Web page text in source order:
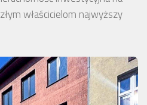
właścicielom najwyższy